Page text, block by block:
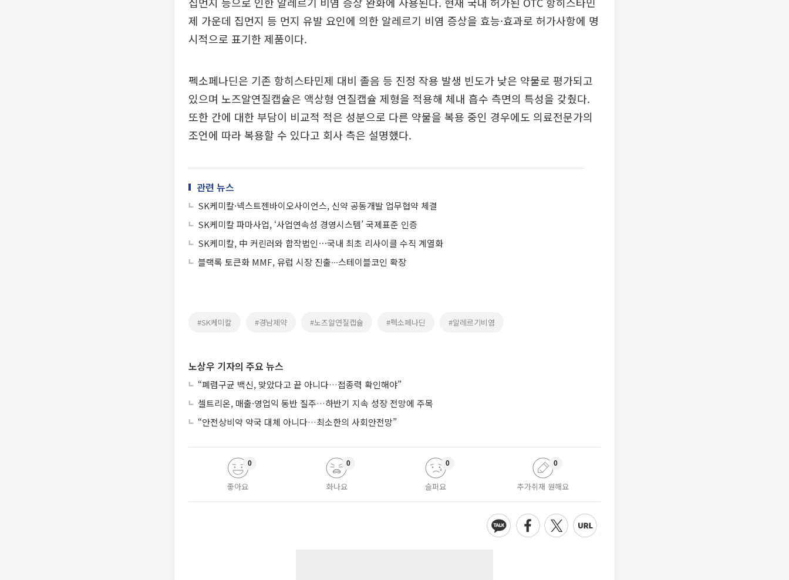
제 가운데 집먼지 등 먼지 유발 요인에 의한 알레르기 비염 증상을 효능·효과로 허가사항에 명
시적으로 표기한 제품이다.
펙소페나딘은 기존 항히스타민제 대비 졸음 등 진정 작용 발생 빈도가 낮은 약물로 평가되고
있으며 노즈알연질캡슐은 액상형 연질캡슐 제형을 적용해 체내 흡수 측면의 특성을 갖췄다.
또한 간에 대한 부담이 비교적 적은 성분으로 다른 약물을 복용 중인 경우에도 의료전문가의
조언에 따라 복용할 수 있다고 회사 측은 설명했다.
관련 뉴스
SK케미칼·넥스트젠바이오사이언스, 신약 공동개발 업무협약 체결
SK케미칼 파마사업, ‘사업연속성 경영시스템’ 국제표준 인증
SK케미칼, 中 커린러와 합작법인⋯국내 최초 리사이클 수직 계열화
블랙록 토큰화 MMF, 유럽 시장 진출∙∙∙스테이블코인 확장
#SK케미칼 #경남제약 #노즈알연질캡슐 #펙소페나딘 #알레르기비염
노상우 기자의 주요 뉴스
“폐렴구균 백신, 맞았다고 끝 아니다…접종력 확인해야”
셀트리온, 매출·영업익 동반 질주…하반기 지속 성장 전망에 주목
“안전상비약 약국 대체 아니다…최소한의 사회안전망”
좋아요
0
화나요
0
슬퍼요
0
추가취재 원해요
0